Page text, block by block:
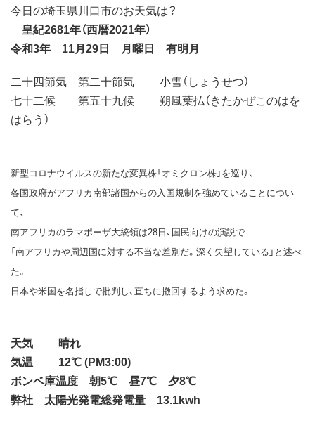
今日の埼玉県川口市のお天気は？
皇紀2681年（西暦2021年）
令和3年 11月29日 月曜日 有明月
二十四節気 第二十節気 小雪（しょうせつ）
七十二候 第五十九候 朔風葉払（きたかぜこのはを
はらう）
新型コロナウイルスの新たな変異株「オミクロン株」を巡り、
各国政府がアフリカ南部諸国からの入国規制を強めていることについ
て、
南アフリカのラマポーザ大統領は28日、国民向けの演説で
「南アフリカや周辺国に対する不当な差別だ。深く失望している」と述べ
た。
日本や米国を名指しで批判し、直ちに撤回するよう求めた。
天気 晴れ
気温 12℃ (PM3:00)
ボンベ庫温度 朝5℃ 昼7℃ 夕8℃
弊社 太陽光発電総発電量 13.1kwh